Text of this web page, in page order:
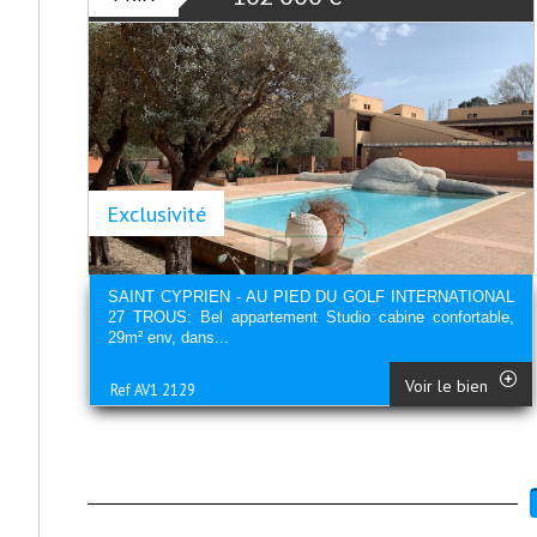
Exclusivité
SAINT CYPRIEN - AU PIED DU GOLF INTERNATIONAL
27 TROUS: Bel appartement Studio cabine confortable,
29m² env, dans...
Ref AV1 2129 Voir le bien